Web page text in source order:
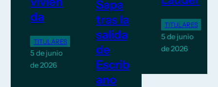
da
TITULARES
5 de junio
de 2026
Sapa
tras la
salida
de
Escrib
ano
TITULARES
5 de junio
de 2026